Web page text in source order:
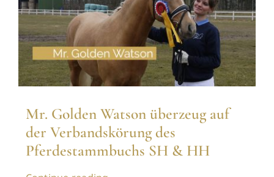
Mr. Golden Watson überzeug auf
der Verbandskörung des
Pferdestammbuchs SH & HH